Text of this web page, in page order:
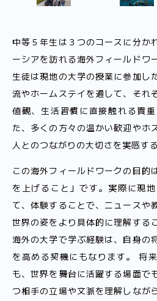
中等５年生は３つのコースに分か
ーシアを訪れる海外フィールドワ
生徒は現地の大学の授業に参加し
流やホームステイを通して、それ
値観、生活習慣に直接触れる貴
た、多くの方々の温かい歓迎やホ
人とのつながりの大切さを実感す
この海外フィールドワークの目的
を上げること」です。実際に現
て、体験することで、ニュースや
世界の姿をより具体的に理解する
海外の大学で学ぶ経験は、自身の
を高める契機にもなります。 将
も、世界を舞台に活躍する場面で
つ相手の立場や文脈を理解しなが